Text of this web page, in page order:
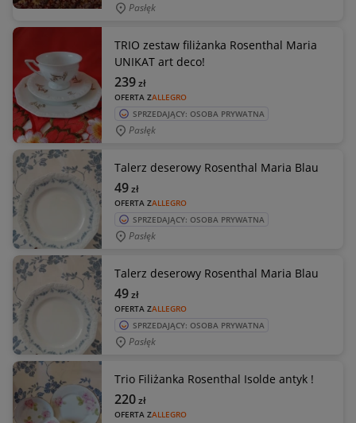
Pasłęk
TRIO zestaw filiżanka Rosenthal Maria
UNIKAT art deco!
OFERTA ZALLEGRO
239zł
SPRZEDAJĄCY: OSOBA PRYWATNA
Pasłęk
Talerz deserowy Rosenthal Maria Blau
OFERTA ZALLEGRO
49zł
SPRZEDAJĄCY: OSOBA PRYWATNA
Pasłęk
Talerz deserowy Rosenthal Maria Blau
OFERTA ZALLEGRO
49zł
SPRZEDAJĄCY: OSOBA PRYWATNA
Pasłęk
Trio Filiżanka Rosenthal Isolde antyk !
OFERTA ZALLEGRO
220zł